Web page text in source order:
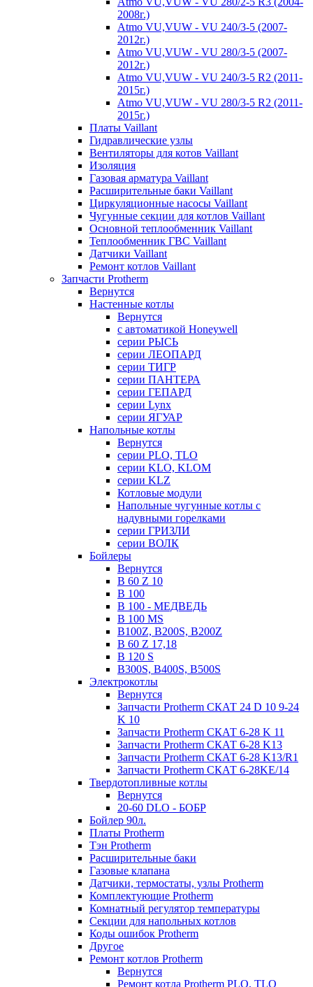
2008г.)
Atmo VU,VUW - VU 240/3-5 (2007-
2012г.)
Atmo VU,VUW - VU 280/3-5 (2007-
2012г.)
Atmo VU,VUW - VU 240/3-5 R2 (2011-
2015г.)
Atmo VU,VUW - VU 280/3-5 R2 (2011-
2015г.)
Платы Vaillant
Гидравлические узлы
Вентиляторы для котов Vaillant
Изоляция
Газовая арматура Vaillant
Расширительные баки Vaillant
Циркуляционные насосы Vaillant
Чугунные секции для котлов Vaillant
Основной теплообменник Vaillant
Теплообменник ГВС Vaillant
Датчики Vaillant
Ремонт котлов Vaillant
Запчасти Protherm
Вернутся
Настенные котлы
Вернутся
с автоматикой Honeywell
серии РЫСЬ
серии ЛЕОПАРД
серии ТИГР
серии ПАНТЕРА
серии ГЕПАРД
серии Lynx
серии ЯГУАР
Напольные котлы
Вернутся
серии PLO, TLO
серии KLO, KLOM
серии KLZ
Котловые модули
Напольные чугунные котлы с
надувными горелками
серии ГРИЗЛИ
серии ВОЛК
Бойлеры
Вернутся
B 60 Z 10
B 100
B 100 - МЕДВЕДЬ
B 100 MS
B100Z, B200S, B200Z
B 60 Z 17,18
B 120 S
B300S, B400S, B500S
Электрокотлы
Вернутся
Запчасти Protherm СКАТ 24 D 10 9-24
K 10
Запчасти Protherm СКАТ 6-28 K 11
Запчасти Protherm СКАТ 6-28 K13
Запчасти Protherm СКАТ 6-28 K13/R1
Запчасти Protherm СКАТ 6-28KE/14
Твердотопливные котлы
Вернутся
20-60 DLO - БОБР
Бойлер 90л.
Платы Protherm
Тэн Protherm
Расширительные баки
Газовые клапана
Датчики, термостаты, узлы Protherm
Комплектующие Protherm
Комнатный регулятор температуры
Секции для напольных котлов
Коды ошибок Protherm
Другое
Ремонт котлов Protherm
Вернутся
Ремонт котла Protherm PLO, TLO